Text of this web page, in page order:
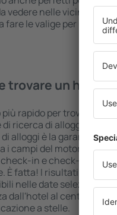
vedere nelle vicinanze.
fare le valige per una
trovare un hotel
più rapido per trovare un
ricerca di alloggi eSky.
alloggi è la garanzia di
i campi del motore di
in e check-out,
È fatta! I risultati della
nelle date
dall'hotel al centro città,
a stelle.